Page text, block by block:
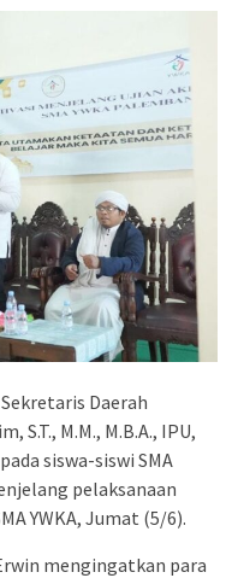
Sekretaris Daerah
S.T., M.M., M.B.A., IPU,
siswa-siswi SMA
pelaksanaan
YWKA, Jumat (5/6).
mengingatkan para